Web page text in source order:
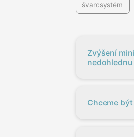
švarcsystém
Zvýšení
nedohlednu
Chceme